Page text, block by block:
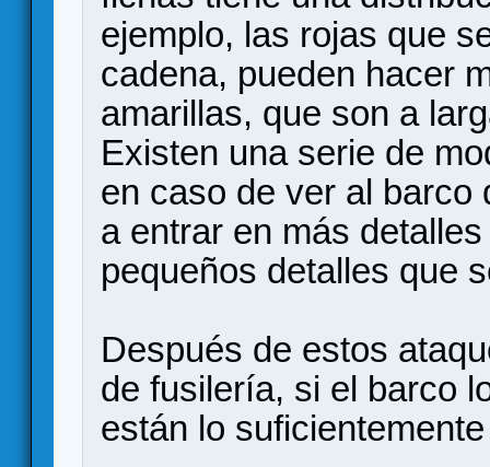
ejemplo, las rojas que
cadena, pueden hacer
amarillas, que son a
Existen una serie de
en caso de ver al barco
a entrar en más
pequeños detalles que
Después de estos
de fusilería, si el barco
están lo